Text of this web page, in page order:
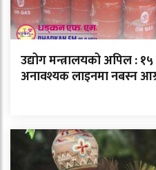
उद्योग मन्त्रालयको अपिल :
अनावश्यक लाइनमा नबस्न